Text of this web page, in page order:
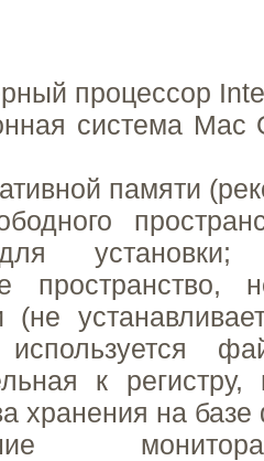
процессор
система Mac
памяти
установки;
пространство,
(не
используется
к
хранения на